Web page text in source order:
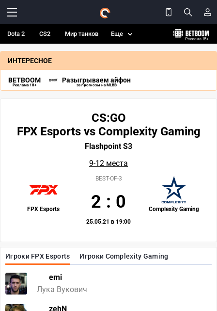
Dota 2 CS2 Мир танков Еще
ИНТЕРЕСНОЕ
BETBOOM
Реклама 18+
Разыгрываем айфон
за прогнозы на MLBB
Игроки FPX Esports Игроки Complexity Gaming
emi
Лука Вукович
zehN
CS:GO
FPX Esports vs Complexity Gaming
Flashpoint S3
9-12 места
FPX Esports Complexity Gaming
BEST-OF-3
2 : 0
25.05.21 в 19:00